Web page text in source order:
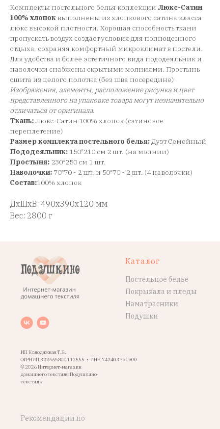
Комплекты постельного белья коллекции Люкс-Сатин
100% хлопок выполнены из хлопкового сатина класса
люкс высокой плотности. Хорошая способность ткани
пропускать воздух создает условия для полноценного
отдыха, сохраняя комфортный микроклимат в постели.
Для удобства и более эстетичного вида пододеяльник и
наволочки снабжены скрытыми молниями. Простынь
сшита из целого полотна (без шва посередине)
Изображения, элементы, расположение рисунка и цвет
представленного на упаковке товара могут незначительно
отличаться от оригинала.
Ткань:Люкс-Сатин 100% хлопок (сатиновое
переплетение)
Размер комплекта постельного белья:Дуэт Семейный
Пододеяльник: 150*210 см 2 шт. (на молнии)
Простыня: 230*250 см 1 шт.
Наволочки: 70*70 - 2 шт. и 50*70 - 2 шт. (4 наволочки)
Состав:100% хлопок
ДxШxВ: 490x390x120 мм
Вес: 2800 г
ИП Колодяжная Т.В.
ОГРНИП 322665800112555 • ИНН 742403791900
© 2026 Интернет-магазин
домашнего текстиля Подушкино-
текстиль
Каталог
Постельное белье
Покрывала и пледы
Наматрасники
Подушки
Рекомендации по